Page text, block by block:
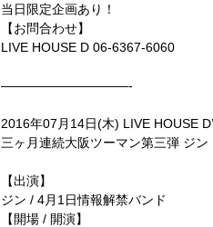
当日限定企画あり！
【お問合わせ】
LIVE HOUSE D 06-6367-6060
——————————-
2016年07月14日(木) LIVE HOUSE D’
三ヶ月連続大阪ツーマン第三弾 ジン
【出演】
ジン / 4月1日情報解禁バンド
【開場 / 開演】